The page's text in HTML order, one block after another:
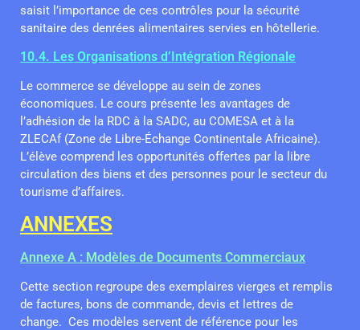
saisit l’importance de ces contrôles pour la sécurité
sanitaire des denrées alimentaires servies en hôtellerie.
10.4. Les Organisations d’Intégration Régionale
Le commerce se développe au sein de zones
économiques. Le cours présente les avantages de
l’adhésion de la RDC à la SADC, au COMESA et à la
ZLECAf (Zone de Libre-Échange Continentale Africaine).
L’élève comprend les opportunités offertes par la libre
circulation des biens et des personnes pour le secteur du
tourisme d’affaires.
ANNEXES
Annexe A : Modèles de Documents Commerciaux
Cette section regroupe des exemplaires vierges et remplis
de factures, bons de commande, devis et lettres de
change. Ces modèles servent de référence pour les